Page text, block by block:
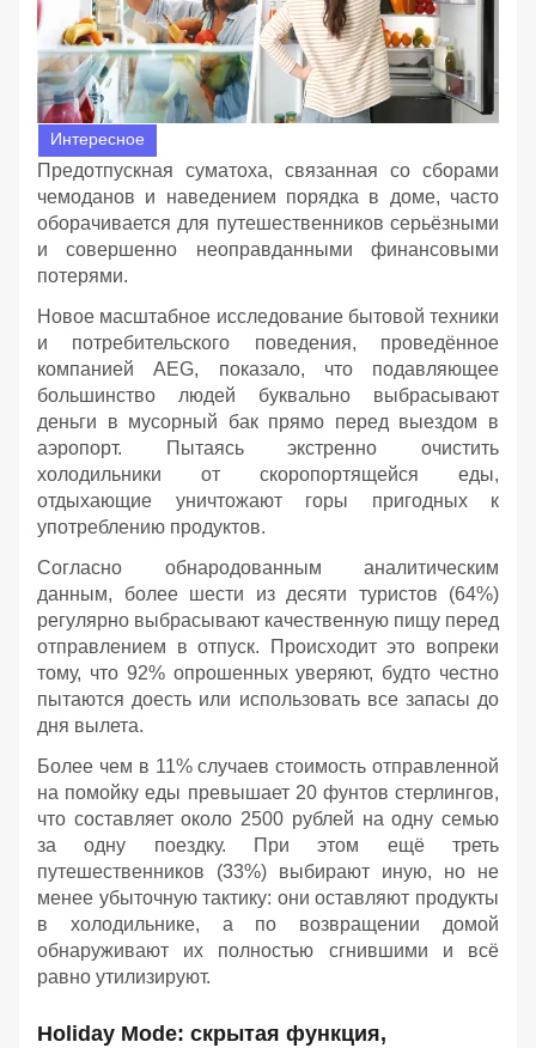
Интересное
Предотпускная суматоха, связанная со сборами
чемоданов и наведением порядка в доме, часто
оборачивается для путешественников серьёзными
и совершенно неоправданными финансовыми
потерями.
Новое масштабное исследование бытовой техники
и потребительского поведения, проведённое
компанией AEG, показало, что подавляющее
большинство людей буквально выбрасывают
деньги в мусорный бак прямо перед выездом в
аэропорт. Пытаясь экстренно очистить
холодильники от скоропортящейся еды,
отдыхающие уничтожают горы пригодных к
употреблению продуктов.
Согласно обнародованным аналитическим
данным, более шести из десяти туристов (64%)
регулярно выбрасывают качественную пищу перед
отправлением в отпуск. Происходит это вопреки
тому, что 92% опрошенных уверяют, будто честно
пытаются доесть или использовать все запасы до
дня вылета.
Более чем в 11% случаев стоимость отправленной
на помойку еды превышает 20 фунтов стерлингов,
что составляет около 2500 рублей на одну семью
за одну поездку. При этом ещё треть
путешественников (33%) выбирают иную, но не
менее убыточную тактику: они оставляют продукты
в холодильнике, а по возвращении домой
обнаруживают их полностью сгнившими и всё
равно утилизируют.
Holiday Mode: скрытая функция,